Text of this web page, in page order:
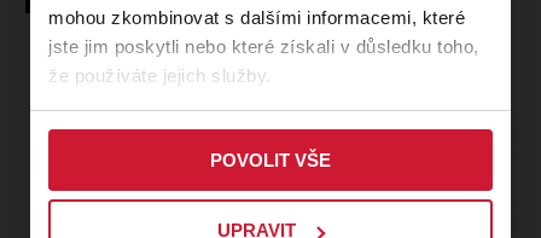
mohou zkombinovat s dalšími informacemi, které
jste jim poskytli nebo které získali v důsledku toho,
že používáte jejich služby.
POVOLIT VŠE
UPRAVIT
Bledar Zajmi: violoncello
Daniel Wiesner:klavír